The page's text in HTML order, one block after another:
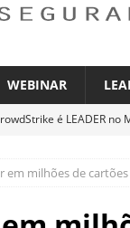
WEBINAR
é LEADER
Latina é a
em milhões de